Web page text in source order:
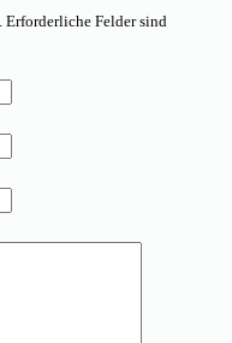
Erforderliche Felder sind